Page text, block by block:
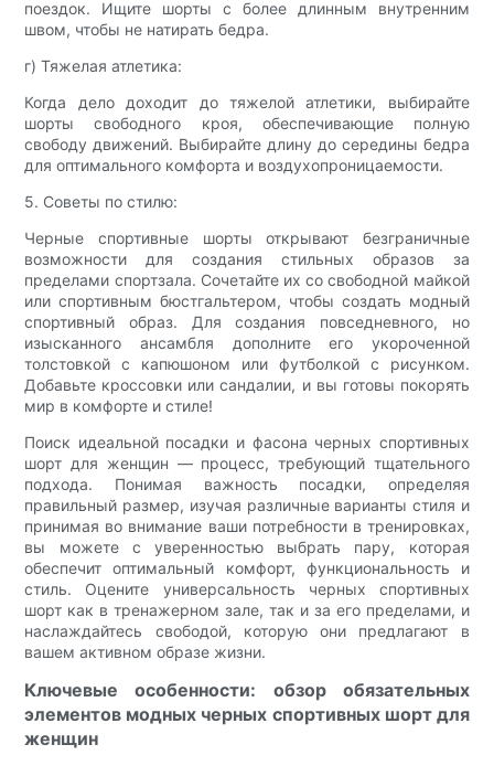
поездок. Ищите шорты с более длинным внутренним
швом, чтобы не натирать бедра.
г) Тяжелая атлетика:
Когда дело доходит до тяжелой атлетики, выбирайте
шорты свободного кроя, обеспечивающие полную
свободу движений. Выбирайте длину до середины бедра
для оптимального комфорта и воздухопроницаемости.
5. Советы по стилю:
Черные спортивные шорты открывают безграничные
возможности для создания стильных образов за
пределами спортзала. Сочетайте их со свободной майкой
или спортивным бюстгальтером, чтобы создать модный
спортивный образ. Для создания повседневного, но
изысканного ансамбля дополните его укороченной
толстовкой с капюшоном или футболкой с рисунком.
Добавьте кроссовки или сандалии, и вы готовы покорять
мир в комфорте и стиле!
Поиск идеальной посадки и фасона черных спортивных
шорт для женщин — процесс, требующий тщательного
подхода. Понимая важность посадки, определяя
правильный размер, изучая различные варианты стиля и
принимая во внимание ваши потребности в тренировках,
вы можете с уверенностью выбрать пару, которая
обеспечит оптимальный комфорт, функциональность и
стиль. Оцените универсальность черных спортивных
шорт как в тренажерном зале, так и за его пределами, и
наслаждайтесь свободой, которую они предлагают в
вашем активном образе жизни.
Ключевые особенности: обзор обязательных
элементов модных черных спортивных шорт для
женщин